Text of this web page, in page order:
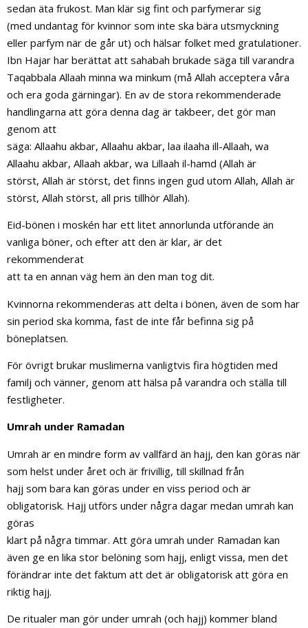
sedan äta frukost. Man klär sig fint och parfymerar sig
(med undantag för kvinnor som inte ska bära utsmyckning
eller parfym när de går ut) och hälsar folket med gratulationer.
Ibn Hajar har berättat att sahabah brukade säga till varandra
Taqabbala Allaah minna wa minkum (må Allah acceptera våra
och era goda gärningar). En av de stora rekommenderade
handlingarna att göra denna dag är takbeer, det gör man
genom att
säga: Allaahu akbar, Allaahu akbar, laa ilaaha ill-Allaah, wa
Allaahu akbar, Allaah akbar, wa Lillaah il-hamd (Allah är
störst, Allah är störst, det finns ingen gud utom Allah, Allah är
störst, Allah störst, all pris tillhör Allah).
Eid-bönen i moskén har ett litet annorlunda utförande än
vanliga böner, och efter att den är klar, är det
rekommenderat
att ta en annan väg hem än den man tog dit.
Kvinnorna rekommenderas att delta i bönen, även de som har
sin period ska komma, fast de inte får befinna sig på
böneplatsen.
För övrigt brukar muslimerna vanligtvis fira högtiden med
familj och vänner, genom att hälsa på varandra och ställa till
festligheter.
Umrah under Ramadan
Umrah är en mindre form av vallfärd än hajj, den kan göras när
som helst under året och är frivillig, till skillnad från
hajj som bara kan göras under en viss period och är
obligatorisk. Hajj utförs under några dagar medan umrah kan
göras
klart på några timmar. Att göra umrah under Ramadan kan
även ge en lika stor belöning som hajj, enligt vissa, men det
förändrar inte det faktum att det är obligatorisk att göra en
riktig hajj.
De ritualer man gör under umrah (och hajj) kommer bland